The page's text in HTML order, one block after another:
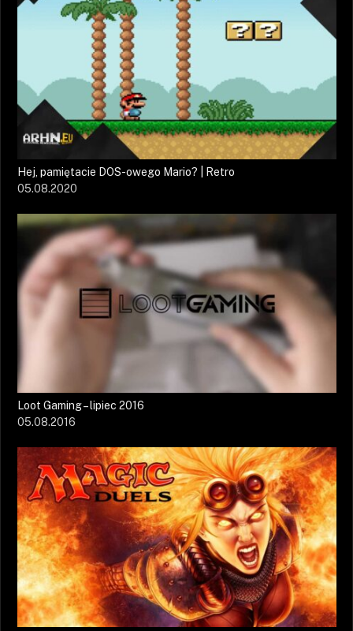
Hej, pamiętacie DOS-owego Mario? | Retro
05.08.2020
Loot Gaming – lipiec 2016
05.08.2016